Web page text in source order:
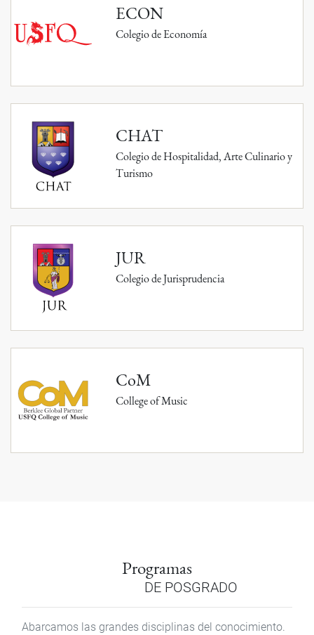
ECON
Colegio de Economía
CHAT
Colegio de Hospitalidad, Arte Culinario y
Turismo
JUR
Colegio de Jurisprudencia
CoM
College of Music
Programas
DE POSGRADO
Abarcamos las grandes disciplinas del conocimiento.